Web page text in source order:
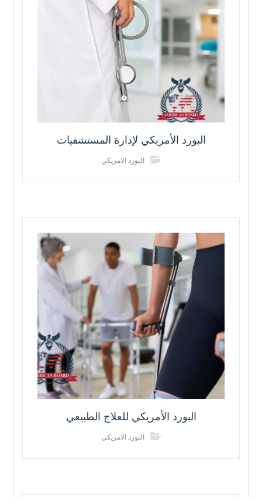
البورد الأمريكي لإدارة المستشفيات
البورد الامريكي
البورد الأمريكي للعلاج الطبيعي
البورد الامريكي